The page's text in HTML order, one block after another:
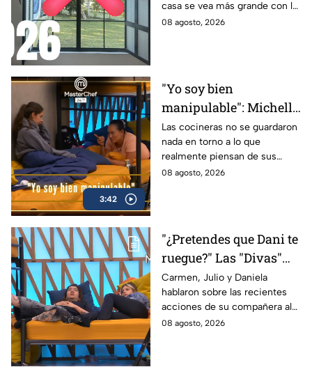
casa
casa se vea más grande con la
entrada de los rayos del sol
08 agosto, 2026
3:42
"Yo soy bien
manipulable": Michelle
despotrica con Claudia
contra Carmen, Luis y
las "Divas" en
MasterChef 24/7
Las cocineras no se guardaron
nada en torno a lo que
realmente piensan de sus
compañeros al interior del
08 agosto, 2026
"¿Pretendes que Dani te
ruegue?" Las "Divas"
lamentan el
comportamiento de
Michelle en MasterChef
24/7
Carmen, Julio y Daniela
hablaron sobre las recientes
acciones de su compañera al
interior del Mundo MasterChef
08 agosto, 2026